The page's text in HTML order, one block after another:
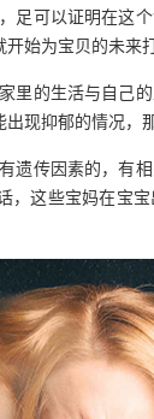
足可以证明在这
始为宝贝的未来打
里的生活与自己
现抑郁的情况，
遗传因素的，有
，这些宝妈在宝
会明大事记